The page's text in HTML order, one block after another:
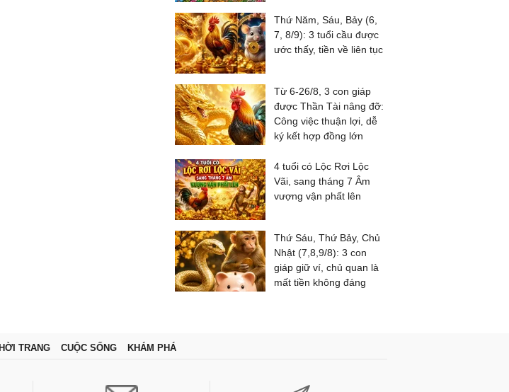
Thứ Năm, Sáu, Bảy (6,
7, 8/9): 3 tuổi cầu được
ước thấy, tiền về liên tục
Từ 6-26/8, 3 con giáp
được Thần Tài nâng đỡ:
Công việc thuận lợi, dễ
ký kết hợp đồng lớn
4 tuổi có Lộc Rơi Lộc
Vãi, sang tháng 7 Âm
vượng vận phất lên
Thứ Sáu, Thứ Bảy, Chủ
Nhật (7,8,9/8): 3 con
giáp giữ ví, chủ quan là
mất tiền không đáng
TRANG CUỘC SỐNG KHÁM PHÁ